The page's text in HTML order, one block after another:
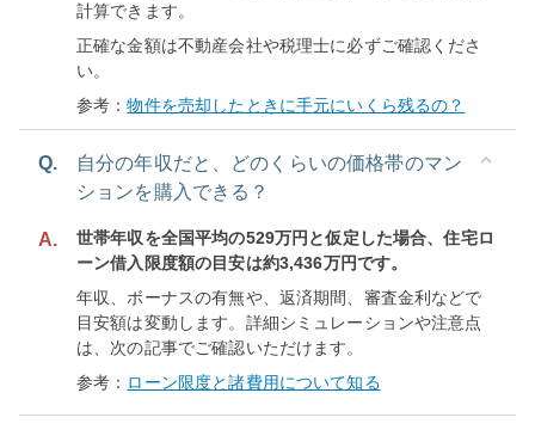
計算できます。
正確な金額は不動産会社や税理士に必ずご確認くださ
い。
参考：物件を売却したときに手元にいくら残るの？
Q.
自分の年収だと、どのくらいの価格帯のマン
ションを購入できる？
A.
世帯年収を全国平均の529万円と仮定した場合、住宅ロ
ーン借入限度額の目安は約3,436万円です。
年収、ボーナスの有無や、返済期間、審査金利などで
目安額は変動します。詳細シミュレーションや注意点
は、次の記事でご確認いただけます。
参考： ローン限度と諸費用について知る